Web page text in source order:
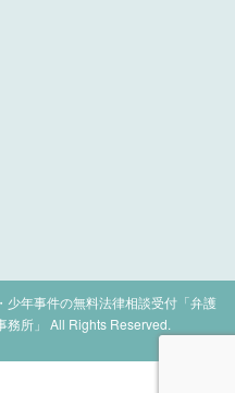
年事件の無料法律相談受付「弁護
務所」 All Rights Reserved.